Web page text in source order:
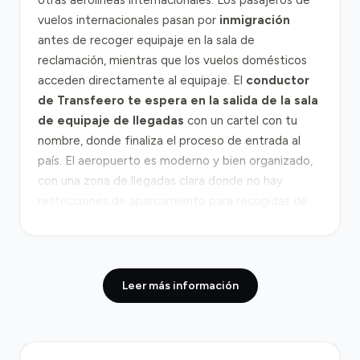
vuelos internacionales pasan por inmigración
antes de recoger equipaje en la sala de
reclamación, mientras que los vuelos domésticos
acceden directamente al equipaje. El conductor
de Transfeero te espera en la salida de la sala
de equipaje de llegadas con un cartel con tu
nombre, donde finaliza el proceso de entrada al
país. El aeropuerto es moderno y bien organizado,
con una zona de llegadas clara donde no hay
distancia de aproximadamente 7 km por carreteras
bien mantenidas, con un tiempo de puerta a puerta
Leer más información